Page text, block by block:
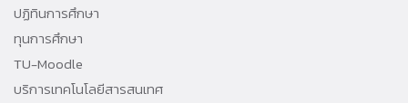
ปฏิทินการศึกษา
ทุนการศึกษา
TU-Moodle
บริการเทคโนโลยีสารสนเทศ